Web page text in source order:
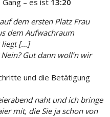
– es ist 13:20
dem ersten Platz Frau
dem Aufwachraum
liegt […]
Gut dann woll’n wir
und die Betätigung
naht und ich bringe
mit, die Sie ja schon von